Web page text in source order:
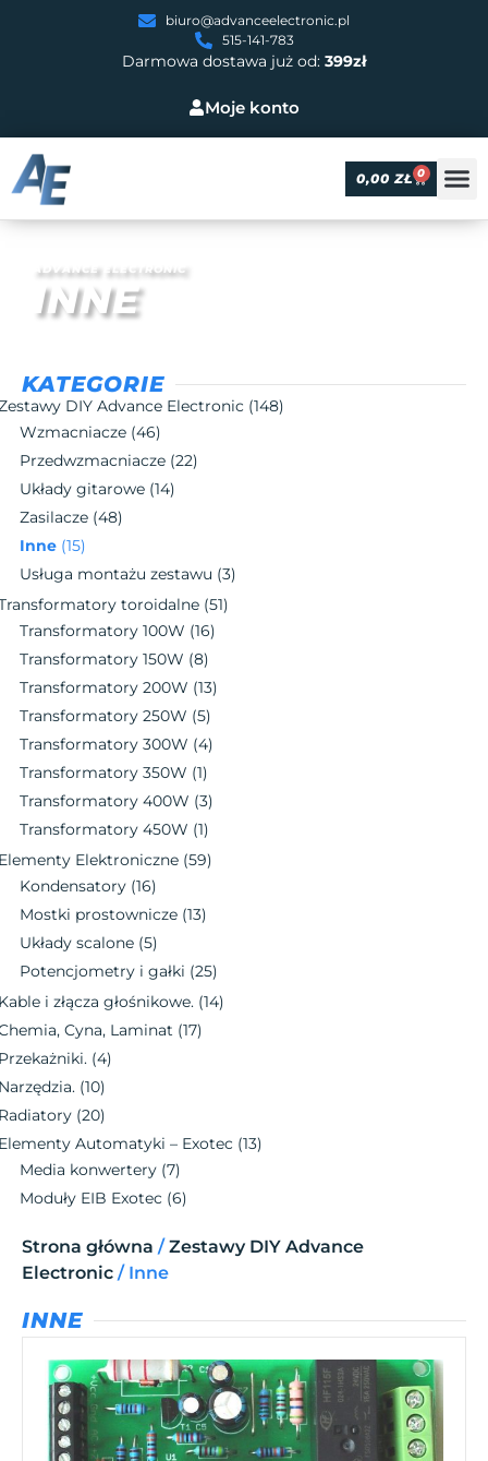
Moje konto
Darmowa dostawa już od: 399zł
biuro@advanceelectronic.pl
515-141-783
0,00 ZŁ 0
ADVANCE ELECTRONIC
INNE
KATEGORIE
DIY Advance Electronic (148)
Wzmacniacze (46)
Przedwzmacniacze (22)
Układy gitarowe (14)
Zasilacze (48)
Inne (15)
Usługa montażu zestawu (3)
toroidalne (51)
Transformatory 100W (16)
Transformatory 150W (8)
Transformatory 200W (13)
Transformatory 250W (5)
Transformatory 300W (4)
Transformatory 350W (1)
Transformatory 400W (3)
Transformatory 450W (1)
Elektroniczne (59)
Kondensatory (16)
Mostki prostownicze (13)
Układy scalone (5)
Potencjometry i gałki (25)
i złącza głośnikowe. (14)
Cyna, Laminat (17)
(4)
(10)
(20)
Automatyki – Exotec (13)
Media konwertery (7)
Moduły EIB Exotec (6)
Strona główna / Zestawy DIY Advance
Electronic / Inne
INNE